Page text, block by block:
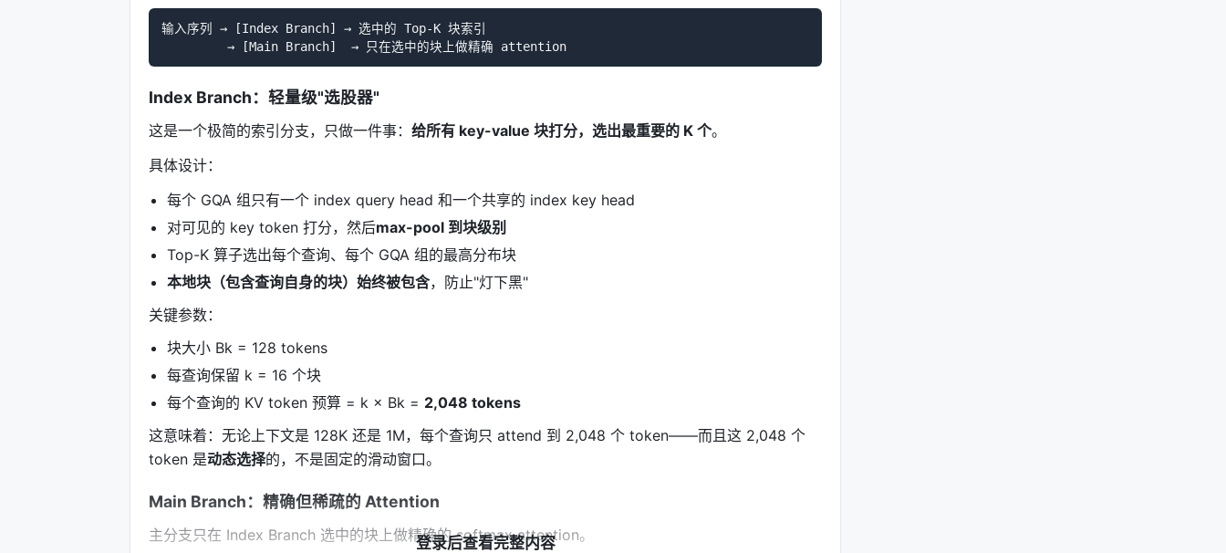
输入序列 → [Index Branch] → 选中的 Top-K 块索引
Index Branch：轻量级"选股器"
这是一个极简的索引分支，只做一件事： 给所有 key-value 块打分，选出最重要的 K 个。
具体设计：
每个 GQA 组只有一个 index query head 和一个共享的 index key head
对可见的 key token 打分，然后max-pool 到块级别
Top-K 算子选出每个查询、每个 GQA 组的最高分布块
本地块（包含查询自身的块）始终被包含，防止"灯下黑"
关键参数：
块大小 Bk = 128 tokens
每查询保留 k = 16 个块
每个查询的 KV token 预算 = k × Bk = 2,048 tokens
这意味着：无论上下文是 128K 还是 1M，每个查询只 attend 到 2,048 个 token——而且这 2,048 个
token 是动态选择的，不是固定的滑动窗口。
Main Branch：精确但稀疏的 Attention
主分支只在 Index Branch 选中的块上做精确的 softmax attention。
登录后查看完整内容